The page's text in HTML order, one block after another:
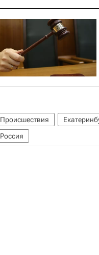
Происшествия
Россия